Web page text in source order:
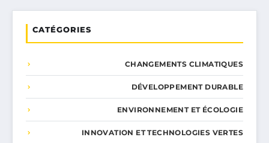
CATÉGORIES
CHANGEMENTS CLIMATIQUES
DÉVELOPPEMENT DURABLE
ENVIRONNEMENT ET ÉCOLOGIE
INNOVATION ET TECHNOLOGIES VERTES